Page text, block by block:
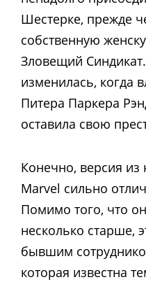
Шестерке, прежде
собственную
Зловещий
изменилась, когда
Питера Паркера
оставила свою
Конечно, версия из
Marvel сильно
Помимо того, что
несколько старше,
бывшим
которая известна